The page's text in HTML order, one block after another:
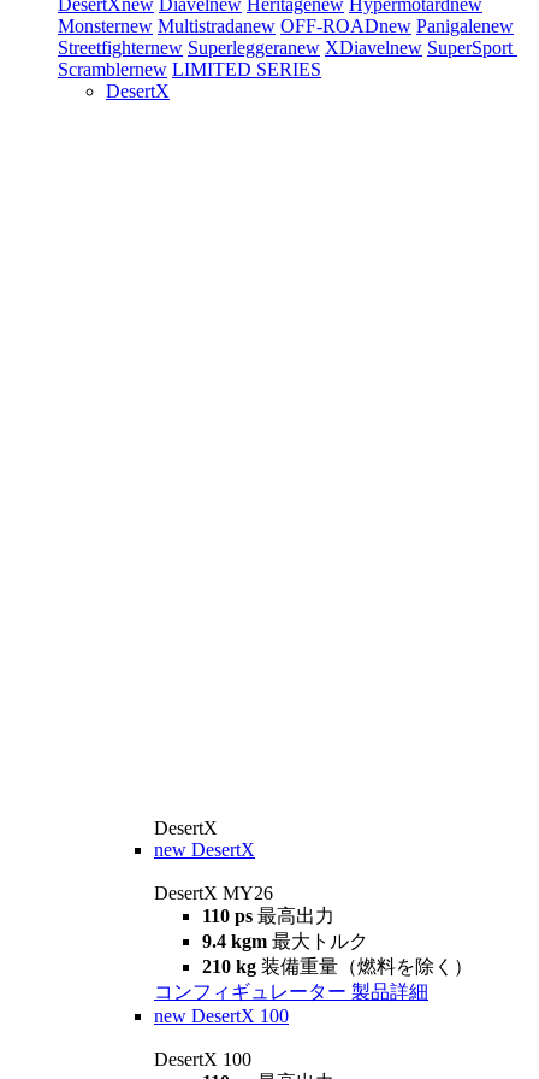
DesertXnew Diavelnew Heritagenew Hypermotardnew
Monsternew Multistradanew OFF-ROADnew Panigalenew
Streetfighternew Superleggeranew XDiavelnew SuperSport
Scramblernew LIMITED SERIES
DesertX
DesertX
new DesertX
DesertX MY26
110 ps 最高出力
9.4 kgm 最大トルク
210 kg 装備重量（燃料を除く）
コンフィギュレーター 製品詳細
new DesertX 100
DesertX 100